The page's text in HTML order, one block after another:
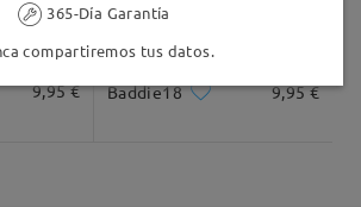
9,95 € Baddie18 9,95 €
365-Día Garantía
compartiremos tus datos.